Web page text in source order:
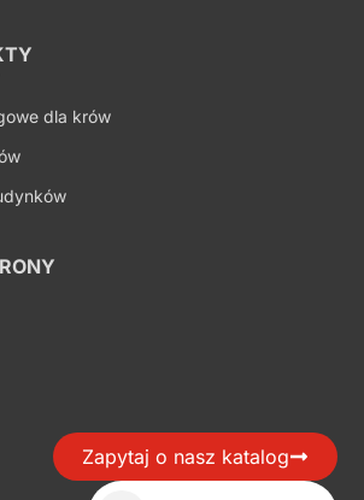
dla krów
Zapytaj o nasz katalog